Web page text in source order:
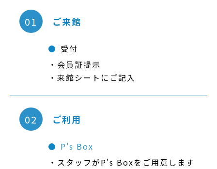
01 ご来館
受付
会員証提示
来館シートにご記入
02 ご利用
P's Box
スタッフがP's Boxをご用意します